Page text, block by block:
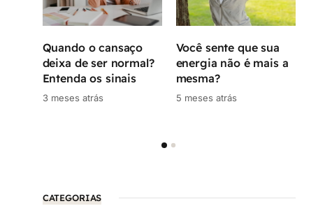
Quando o cansaço
deixa de ser normal?
Entenda os sinais
3 meses atrás
Você sente que sua
energia não é mais a
mesma?
5 meses atrás
CATEGORIAS